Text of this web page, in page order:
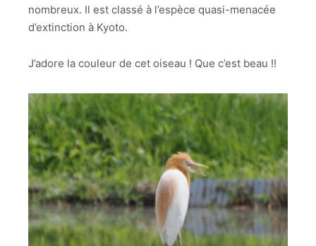
nombreux. Il est classé à l’espèce quasi-menacée
d’extinction à Kyoto.
J’adore la couleur de cet oiseau ! Que c’est beau !!